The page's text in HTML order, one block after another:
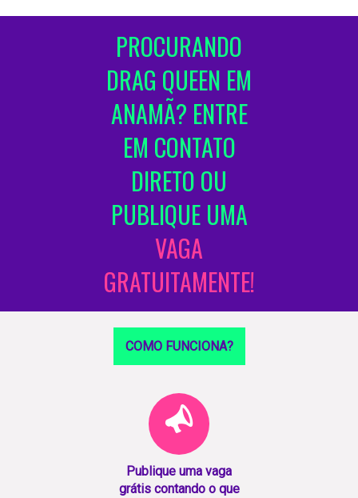
PROCURANDO
DRAG QUEEN EM
ANAMÃ? ENTRE
EM CONTATO
DIRETO OU
PUBLIQUE UMA
VAGA
GRATUITAMENTE!
COMO FUNCIONA?
Publique uma vaga
grátis contando o que